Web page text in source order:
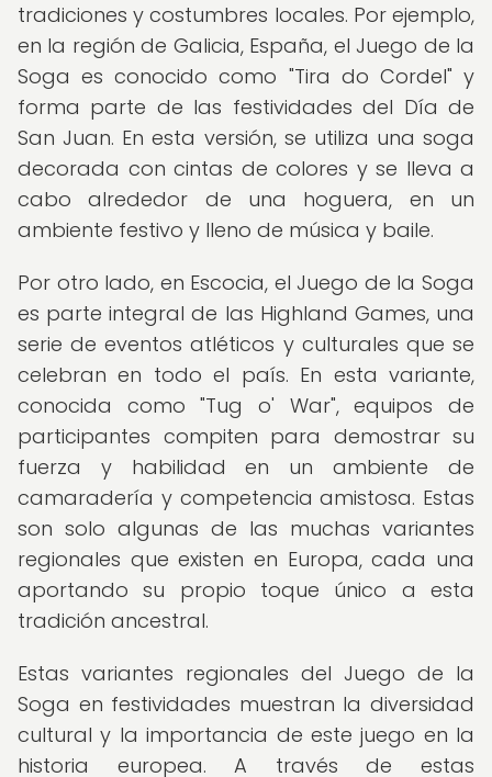
tradiciones y costumbres locales. Por ejemplo,
en la región de Galicia, España, el Juego de la
Soga es conocido como "Tira do Cordel" y
forma parte de las festividades del Día de
San Juan. En esta versión, se utiliza una soga
decorada con cintas de colores y se lleva a
cabo alrededor de una hoguera, en un
ambiente festivo y lleno de música y baile.
Por otro lado, en Escocia, el Juego de la Soga
es parte integral de las Highland Games, una
serie de eventos atléticos y culturales que se
celebran en todo el país. En esta variante,
conocida como "Tug o' War", equipos de
participantes compiten para demostrar su
fuerza y habilidad en un ambiente de
camaradería y competencia amistosa. Estas
son solo algunas de las muchas variantes
regionales que existen en Europa, cada una
aportando su propio toque único a esta
tradición ancestral.
Estas variantes regionales del Juego de la
Soga en festividades muestran la diversidad
cultural y la importancia de este juego en la
historia europea. A través de estas